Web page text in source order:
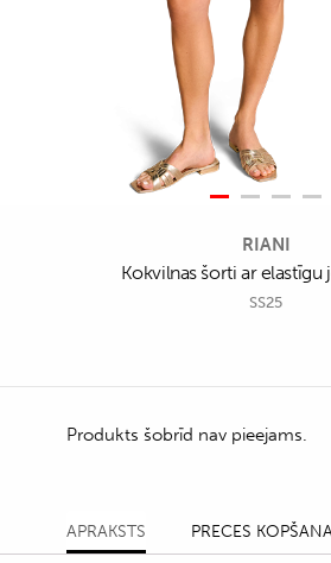
RIANI
Kokvilnas šorti ar elastīgu
SS25
Produkts šobrīd nav pieejams.
APRAKSTS PRECES